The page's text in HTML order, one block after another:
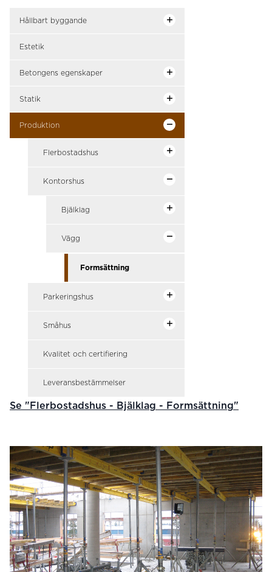
Hållbart byggande
Estetik
Betongens egenskaper
Statik
Produktion
Flerbostadshus
Kontorshus
Bjälklag
Vägg
Formsättning
Parkeringshus
Småhus
Kvalitet och certifiering
Leveransbestämmelser
Se "Flerbostadshus - Bjälklag - Formsättning"